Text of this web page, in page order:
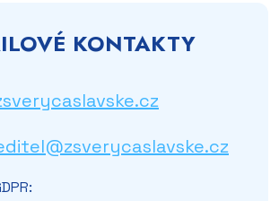
KONTAKTY